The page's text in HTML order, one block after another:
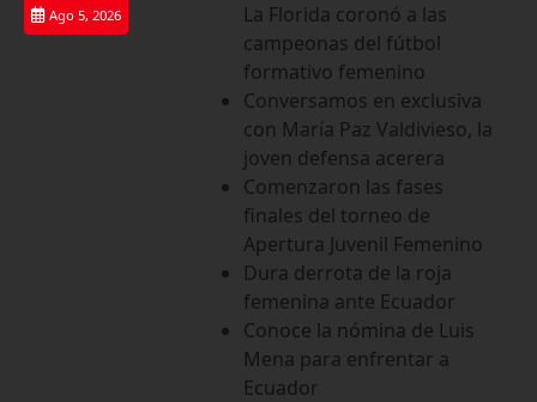
Ago 5, 2026
La Florida coronó a las
campeonas del fútbol
formativo femenino
Conversamos en exclusiva
con María Paz Valdivieso, la
joven defensa acerera
Comenzaron las fases
finales del torneo de
Apertura Juvenil Femenino
Dura derrota de la roja
femenina ante Ecuador
Conoce la nómina de Luis
Mena para enfrentar a
Ecuador